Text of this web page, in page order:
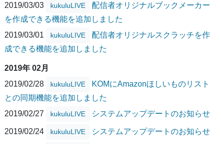
2019/03/03 kukuluLIVE
配信者オリジナルブックメーカー
を作成できる機能を追加しました
2019/03/01
kukuluLIVE
配信者オリジナルスクラッチを作
成できる機能を追加しました
2019年 02月
2019/02/28
kukuluLIVE
KOMにAmazonほしいものリスト
との同期機能を追加しました
2019/02/27
kukuluLIVE システムアップデートのお知らせ
2019/02/24 kukuluLIVE システムアップデートのお知らせ